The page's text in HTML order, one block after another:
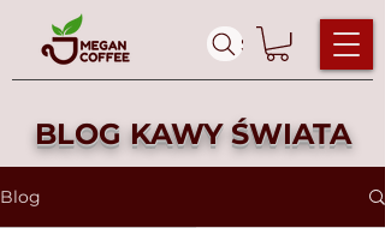
Szukaj ...
BLOG KAWY ŚWIATA
Blog